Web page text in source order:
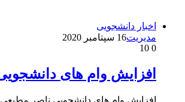
اخبار دانشجویی
مدیریت16 سپتامبر 2020
0
افزایش وام های
افزایش وام های دانشجویی ناصر